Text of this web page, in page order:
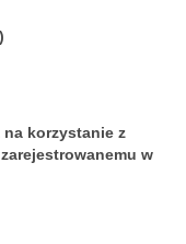
korzystanie z
w